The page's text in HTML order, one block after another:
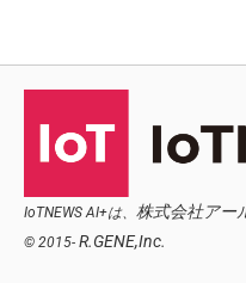
IoTNEWS AI+は、 株式会社アー
© 2015- R.GENE,Inc.